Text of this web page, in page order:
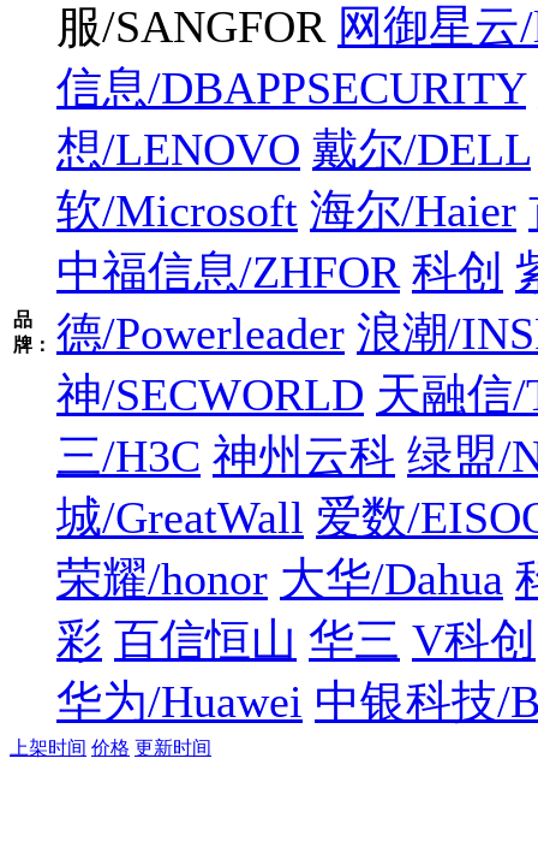
品
牌：
服/SANGFOR 网御星云/
信息/DBAPPSECURITY
想/LENOVO 戴尔/DELL
软/Microsoft 海尔/Haier
中福信息/ZHFOR 科创
德/Powerleader 浪潮/
神/SECWORLD 天融信/
三/H3C 神州云科 绿盟/
城/GreatWall 爱数/
荣耀/honor 大华/Dahua
彩 百信恒山 华三 V科创
华为/Huawei 中银科技/
上架时间 价格 更新时间